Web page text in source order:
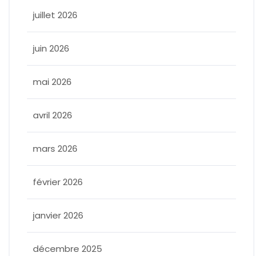
juillet 2026
juin 2026
mai 2026
avril 2026
mars 2026
février 2026
janvier 2026
décembre 2025